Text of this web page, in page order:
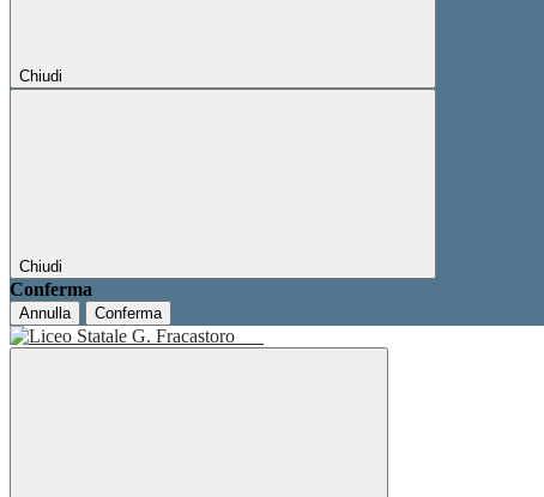
Chiudi
Chiudi
Conferma
Annulla Conferma